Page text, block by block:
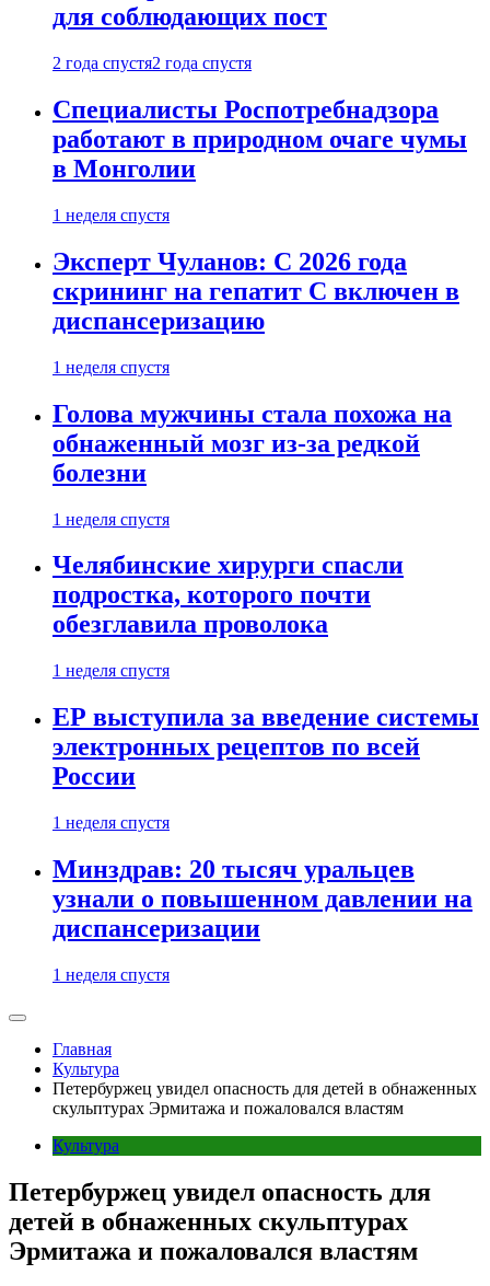
для соблюдающих пост
2 года спустя2 года спустя
Специалисты Роспотребнадзора
работают в природном очаге чумы
в Монголии
1 неделя спустя
Эксперт Чуланов: С 2026 года
скрининг на гепатит С включен в
диспансеризацию
1 неделя спустя
Голова мужчины стала похожа на
обнаженный мозг из-за редкой
болезни
1 неделя спустя
Челябинские хирурги спасли
подростка, которого почти
обезглавила проволока
1 неделя спустя
ЕР выступила за введение системы
электронных рецептов по всей
России
1 неделя спустя
Минздрав: 20 тысяч уральцев
узнали о повышенном давлении на
диспансеризации
1 неделя спустя
Главная
Культура
Петербуржец увидел опасность для детей в обнаженных
скульптурах Эрмитажа и пожаловался властям
Культура
Петербуржец увидел опасность для
детей в обнаженных скульптурах
Эрмитажа и пожаловался властям